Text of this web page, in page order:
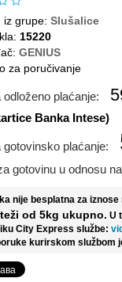
iz grupe: Slušalice
15220
GENIUS
za poručivanje
odloženo plaćanje:
Banka Intese)
gotovinsko plaćanje:
gotovinu u odnosu
nije besplatna za
od 5kg ukupno. U
City Express službe:
kurirskom službom